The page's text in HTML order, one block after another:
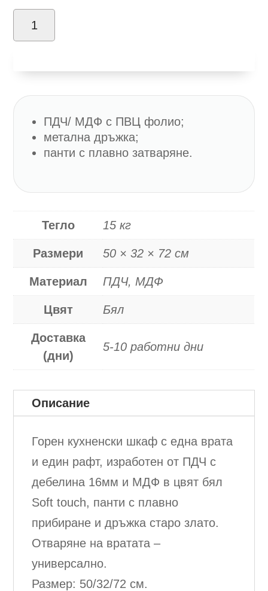
количество
за
ПДЧ/ МДФ с ПВЦ фолио;
метална дръжка;
панти с плавно затваряне.
Тегло 15 кг
Размери 50 × 32 × 72 см
Материал ПДЧ, МДФ
Цвят Бял
Доставка
(дни)
5-10 работни дни
Описание
Горен кухненски шкаф с една врата
и един рафт, изработен от ПДЧ с
дебелина 16мм и МДФ в цвят бял
Soft touch, панти с плавно
прибиране и дръжка старо злато.
Отваряне на вратата –
универсално.
Размер: 50/32/72 см.